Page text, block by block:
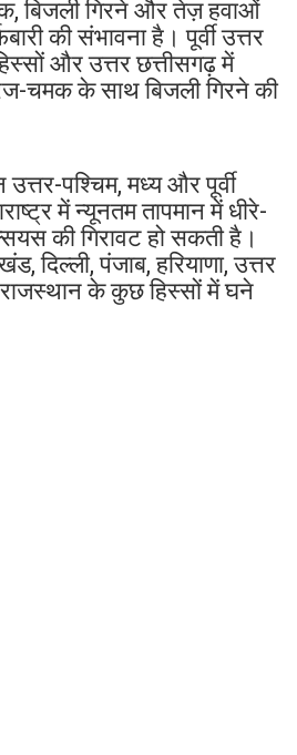
बिजली गिरने और तेज़ हवाओं
की संभावना है। पूर्वी उत्तर
और उत्तर छत्तीसगढ़ में
चमक के साथ बिजली गिरने की
उत्तर-पश्चिम, मध्य और पूर्वी
में न्यूनतम तापमान में धीरे-
की गिरावट हो सकती है।
दिल्ली, पंजाब, हरियाणा, उत्तर
के कुछ हिस्सों में घने
संभावना है।